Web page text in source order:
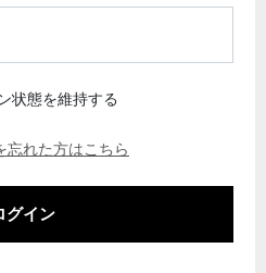
状態を維持する
忘れた方はこちら
グイン